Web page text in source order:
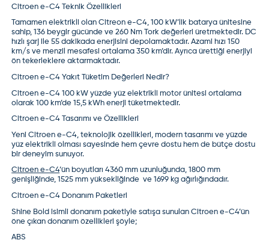
Citroen e-C4 Teknik Özellikleri
Tamamen elektrikli olan Citreon e-C4, 100 kW’lik batarya ünitesine
sahip, 136 beygir gücünde ve 260 Nm Tork değerleri üretmektedir. DC
hızlı şarj ile 55 dakikada enerjisini depolamaktadır. Azami hızı 150
km/s ve menzil mesafesi ortalama 350 km’dir. Ayrıca ürettiği enerjiyi
ön tekerleklere aktarmaktadır.
Citroen e-C4 Yakıt Tüketim Değerleri Nedir?
Citroen e-C4 100 kW yüzde yüz elektrikli motor ünitesi ortalama
olarak 100 km’de 15,5 kWh enerji tüketmektedir.
Citroen e-C4 Tasarımı ve Özellikleri
Yeni Citroen e-C4, teknolojik özellikleri, modern tasarımı ve yüzde
yüz elektrikli olması sayesinde hem çevre dostu hem de bütçe dostu
bir deneyim sunuyor.
Citroen e-C4’ün boyutları 4360 mm uzunluğunda, 1800 mm
genişliğinde, 1525 mm yüksekliğinde ve 1699 kg ağırlığındadır.
Citroen e-C4 Donanım Paketleri
Shine Bold isimli donanım paketiyle satışa sunulan Citroen e-C4’ün
öne çıkan donanım özellikleri şöyle;
ABS